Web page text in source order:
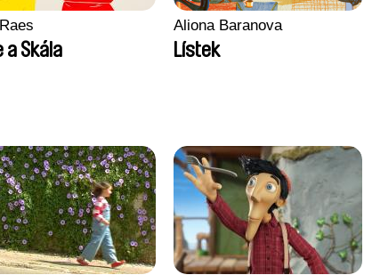
a Skála
Aliona Baranova
Lístek